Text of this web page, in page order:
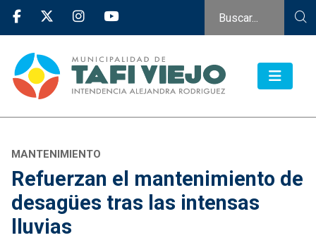
MANTENIMIENTO
Refuerzan el mantenimiento de
desagües tras las intensas
lluvias